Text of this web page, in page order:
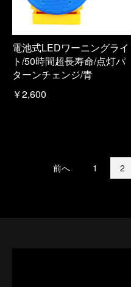
電池式LEDワーニングライ
ト/50時間超長寿命/点灯パ
ターンチェンジ/青
￥2,600
前へ 1 2